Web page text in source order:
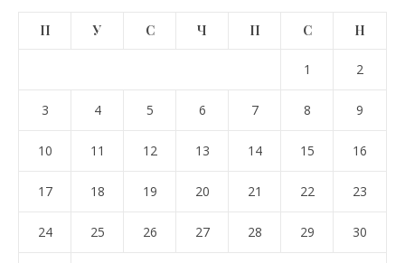
П У С Ч П С Н
1 2
3 4 5 6 7 8 9
10 11 12 13 14 15 16
17 18 19 20 21 22 23
24 25 26 27 28 29 30